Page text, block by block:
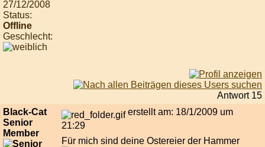
27/12/2008
Status:
Offline
Geschlecht:
Antwort 15
Black-Cat
Senior
Member
erstellt am: 18/1/2009 um
21:29
Für mich sind deine Ostereier der Hammer